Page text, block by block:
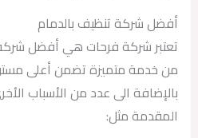
أفضل شركة تنظيف بالدمام
تعتبر شركة فرحات هي أفضل
من خدمة متميزة تضمن أعلى
بالإضافة الى عدد من الأسباب
المقدمة مثل: